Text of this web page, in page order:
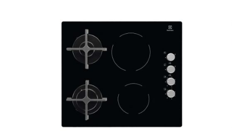
DODAJ U KOŠARICU